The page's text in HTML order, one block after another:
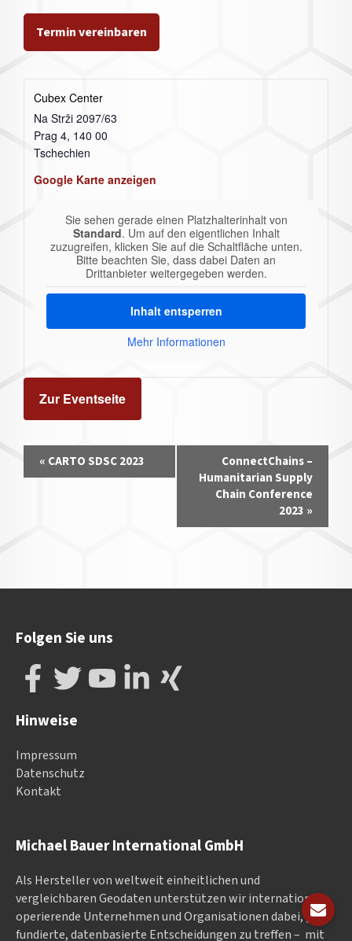
Termin vereinbaren
Cubex Center
Na Strži 2097/63
Prag 4, 140 00
Tschechien
Google Karte anzeigen
Sie sehen gerade einen Platzhalterinhalt von
Standard. Um auf den eigentlichen Inhalt
zuzugreifen, klicken Sie auf die Schaltfläche unten.
Bitte beachten Sie, dass dabei Daten an
Drittanbieter weitergegeben werden.
Inhalt entsperren
Mehr Informationen
Zur Eventseite
Veranstaltung-
Navigation
« CARTO SDSC 2023
ConnectChains –
Humanitarian Supply
Chain Conference
2023 »
Michael Bauer International GmbH
Als Hersteller von weltweit einheitlichen und
vergleichbaren Geodaten un­ter­stüt­zen wir in­ter­na­tional
ope­rieren­de Un­ter­neh­men und Or­ga­nisa­tionen dabei, gut
fundierte, datenbasierte Entscheidungen zu treffen – mit
Folgen Sie uns
Hinweise
Impressum
Datenschutz
Kontakt